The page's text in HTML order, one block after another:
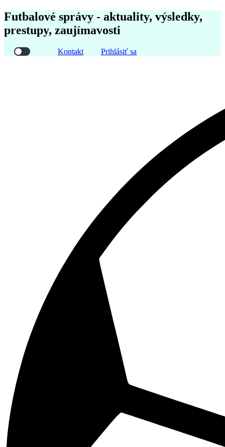
Futbalové správy - aktuality, výsledky,
prestupy, zaujímavosti
Kontakt Prihlásiť sa